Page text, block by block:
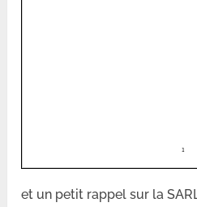
et un petit rappel sur la